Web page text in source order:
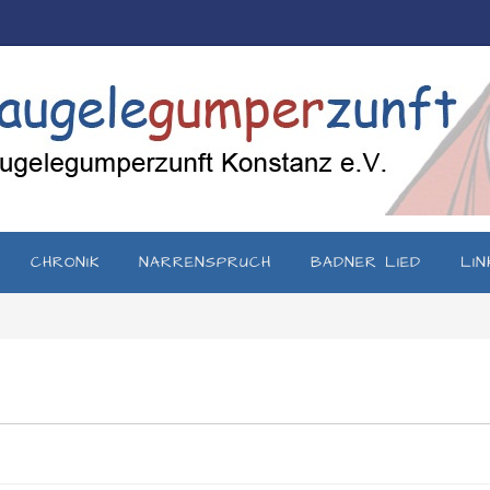
CHRONIK NARRENSPRUCH BADNER LIED